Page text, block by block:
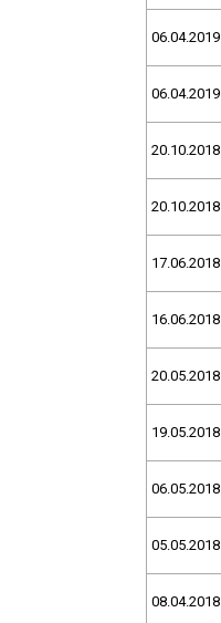
06.04.2019
06.04.2019
20.10.2018
20.10.2018
17.06.2018
16.06.2018
20.05.2018
19.05.2018
06.05.2018
05.05.2018
08.04.2018